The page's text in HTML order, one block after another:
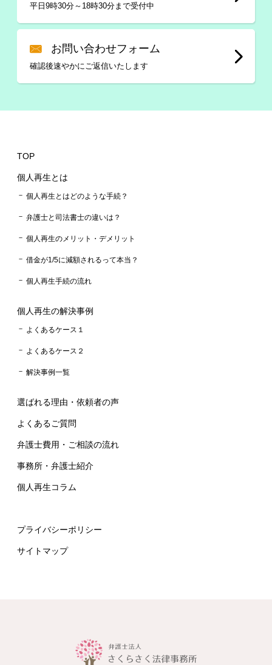
平日9時30分～18時30分まで受付中
お問い合わせフォーム
確認後速やかにご返信いたします
TOP
個人再生とは
個人再生とはどのような手続？
弁護士と司法書士の違いは？
個人再生のメリット・デメリット
借金が1/5に減額されるって本当？
個人再生手続の流れ
個人再生の解決事例
よくあるケース１
よくあるケース２
解決事例一覧
選ばれる理由・依頼者の声
よくあるご質問
弁護士費用・ご相談の流れ
事務所・弁護士紹介
個人再生コラム
プライバシーポリシー
サイトマップ